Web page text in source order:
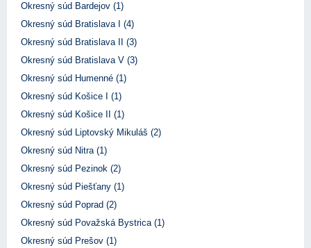
Okresný súd Bardejov (1)
Okresný súd Bratislava I (4)
Okresný súd Bratislava II (3)
Okresný súd Bratislava V (3)
Okresný súd Humenné (1)
Okresný súd Košice I (1)
Okresný súd Košice II (1)
Okresný súd Liptovský Mikuláš (2)
Okresný súd Nitra (1)
Okresný súd Pezinok (2)
Okresný súd Piešťany (1)
Okresný súd Poprad (2)
Okresný súd Považská Bystrica (1)
Okresný súd Prešov (1)